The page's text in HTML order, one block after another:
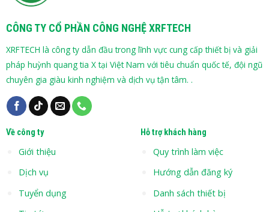
CÔNG TY CỔ PHẦN CÔNG NGHỆ XRFTECH
XRFTECH là công ty dẫn đầu trong lĩnh vực cung cấp thiết bị và giải
pháp huỳnh quang tia X tại Việt Nam với tiêu chuẩn quốc tế, đội ngũ
chuyên gia giàu kinh nghiệm và dịch vụ tận tâm. .
Về công ty
Giới thiệu
Dịch vụ
Tuyển dụng
Hỗ trợ khách hàng
Quy trình làm việc
Hướng dẫn đăng ký
Danh sách thiết bị